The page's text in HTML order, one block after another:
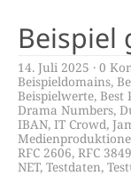
Beispiel
14. Juli 2025 0
Beispieldomains,
Beispielwerte, Best
Drama Numbers,
IBAN, IT Crowd,
RFC 2606, RFC 3849
NET, Testdaten,